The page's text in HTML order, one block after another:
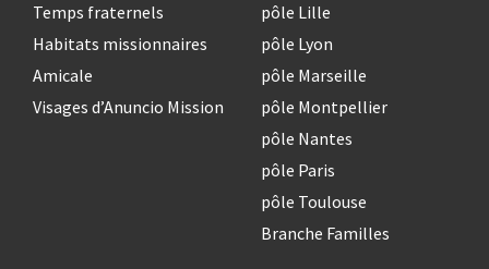
Temps fraternels
Habitats missionnaires
Amicale
Visages d’Anuncio Mission
pôle Lille
pôle Lyon
pôle Marseille
pôle Montpellier
pôle Nantes
pôle Paris
pôle Toulouse
Branche Familles